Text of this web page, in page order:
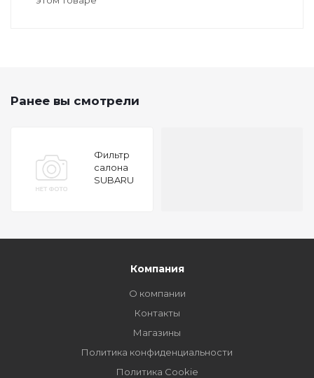
Ранее вы смотрели
Фильтр
салона
SUBARU
Компания
О компании
Контакты
Магазины
Политика конфиденциальности
Политика Cookie